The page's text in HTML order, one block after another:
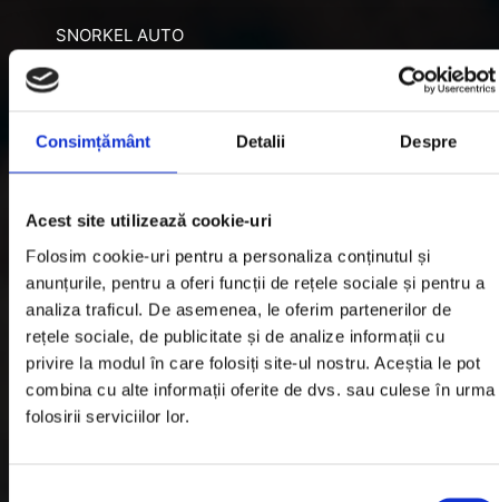
Consimțământ Detalii Despre
Acest site utilizează cookie-uri
Folosim cookie-uri pentru a personaliza conținutul și
anunțurile, pentru a oferi funcții de rețele sociale și pentru a
analiza traficul. De asemenea, le oferim partenerilor de
rețele sociale, de publicitate și de analize informații cu
privire la modul în care folosiți site-ul nostru. Aceștia le pot
combina cu alte informații oferite de dvs. sau culese în urma
folosirii serviciilor lor.
SNORKEL AUTO
ACCESORII RECUPERARE
Informatii utile
Informatii Livrare
Garantie si Retur